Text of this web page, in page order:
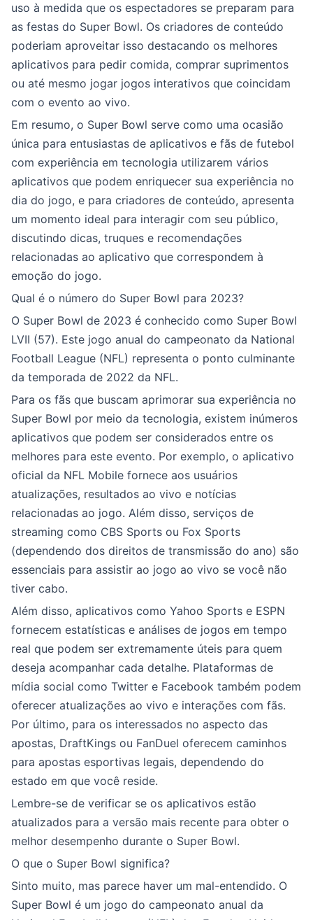
uso à medida que os espectadores se preparam para
as festas do Super Bowl. Os criadores de conteúdo
poderiam aproveitar isso destacando os melhores
aplicativos para pedir comida, comprar suprimentos
ou até mesmo jogar jogos interativos que coincidam
com o evento ao vivo.
Em resumo, o Super Bowl serve como uma ocasião
única para entusiastas de aplicativos e fãs de futebol
com experiência em tecnologia utilizarem vários
aplicativos que podem enriquecer sua experiência no
dia do jogo, e para criadores de conteúdo, apresenta
um momento ideal para interagir com seu público,
discutindo dicas, truques e recomendações
relacionadas ao aplicativo que correspondem à
emoção do jogo.
Qual é o número do Super Bowl para 2023?
O Super Bowl de 2023 é conhecido como Super Bowl
LVII (57). Este jogo anual do campeonato da National
Football League (NFL) representa o ponto culminante
da temporada de 2022 da NFL.
Para os fãs que buscam aprimorar sua experiência no
Super Bowl por meio da tecnologia, existem inúmeros
aplicativos que podem ser considerados entre os
melhores para este evento. Por exemplo, o aplicativo
oficial da NFL Mobile fornece aos usuários
atualizações, resultados ao vivo e notícias
relacionadas ao jogo. Além disso, serviços de
streaming como CBS Sports ou Fox Sports
(dependendo dos direitos de transmissão do ano) são
essenciais para assistir ao jogo ao vivo se você não
tiver cabo.
Além disso, aplicativos como Yahoo Sports e ESPN
fornecem estatísticas e análises de jogos em tempo
real que podem ser extremamente úteis para quem
deseja acompanhar cada detalhe. Plataformas de
mídia social como Twitter e Facebook também podem
oferecer atualizações ao vivo e interações com fãs.
Por último, para os interessados no aspecto das
apostas, DraftKings ou FanDuel oferecem caminhos
para apostas esportivas legais, dependendo do
estado em que você reside.
Lembre-se de verificar se os aplicativos estão
atualizados para a versão mais recente para obter o
melhor desempenho durante o Super Bowl.
O que o Super Bowl significa?
Sinto muito, mas parece haver um mal-entendido. O
Super Bowl é um jogo do campeonato anual da